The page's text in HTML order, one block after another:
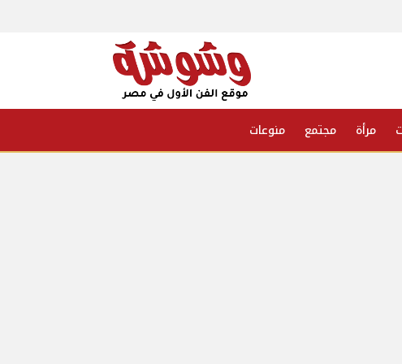
مرأة مجتمع منوعات